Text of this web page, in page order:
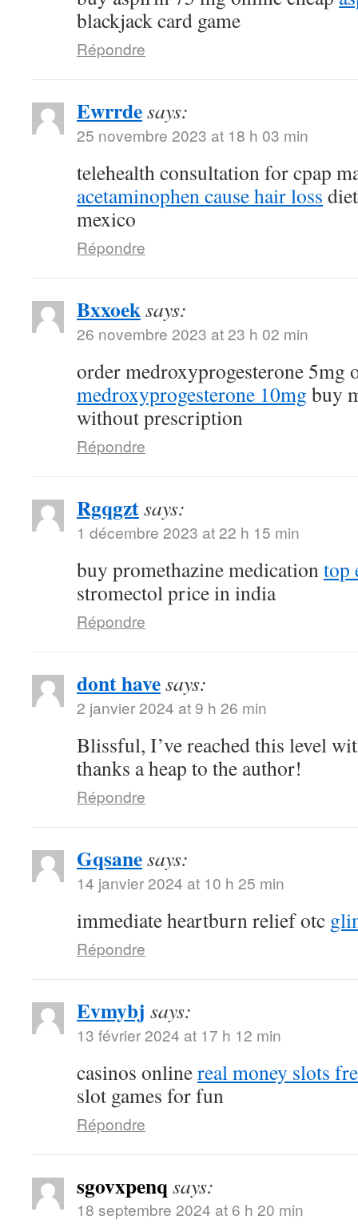
blackjack card game
Répondre
Ewrrdesays:
25 novembre 2023 at 18 h 03 min
telehealth consultation for cpap
acetaminophen cause hair loss
mexico
Répondre
Bxxoeksays:
26 novembre 2023 at 23 h 02 min
order medroxyprogesterone 5mg
medroxyprogesterone 10mg buy
without prescription
Répondre
Rgqgztsays:
1 décembre 2023 at 22 h 15 min
buy promethazine medicationtop
stromectol price in india
Répondre
dont havesays:
2 janvier 2024 at 9 h 26 min
Blissful, I’ve reached this level
thanks a heap to the author!
Répondre
Gqsanesays:
14 janvier 2024 at 10 h 25 min
immediate heartburn relief otc
Répondre
Evmybj says:
13 février 2024 at 17 h 12 min
casinos onlinereal money slots
slot games for fun
Répondre
sgovxpenq says:
18 septembre 2024 at 6 h 20 min